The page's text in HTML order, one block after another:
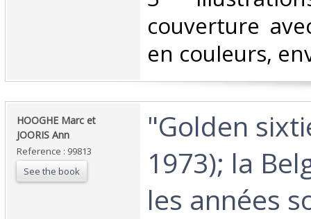
couverture
en couleurs,
‎HOOGHE Marc et
JOORIS Ann‎
Reference : 99813
See the book
‎"Golden
1973); la
les années